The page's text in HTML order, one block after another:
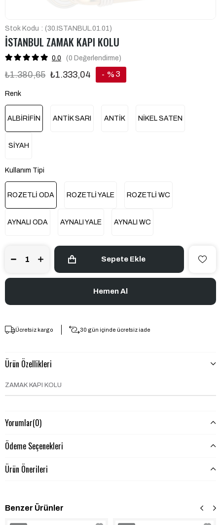
Stok Kodu (30.ISTANBUL.01.01)
İSTANBUL ZAMAK KAPI KOLU
0.0 (0 Değerlendirme)
₺1.380,65 ₺1.333,04 % 3
Renk
ALBİRİFİN ANTİK SARI ANTİK NİKEL SATEN
SİYAH
Kullanım Tipi
ROZETLİ ODA ROZETLİ YALE ROZETLİ WC
AYNALI ODA AYNALI YALE AYNALI WC
Ücretsiz kargo 30 gün içinde ücretsiz iade
Ürün Özellikleri
ZAMAK KAPI KOLU
Yorumlar(0)
Ödeme Seçenekleri
Ürün Önerileri
Benzer Ürünler